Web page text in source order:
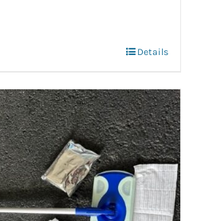
Details